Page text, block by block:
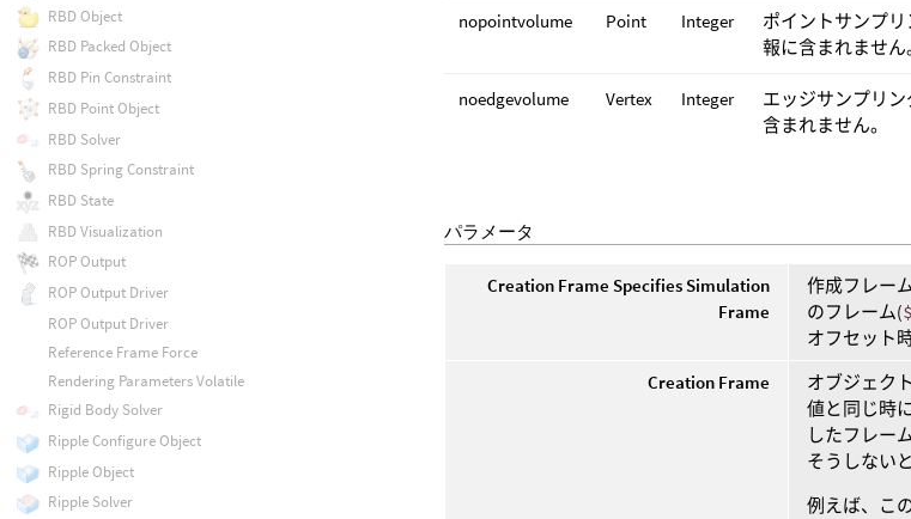
nopointvolume Point Integer
ポイントサンプ
報に含まれません
noedgevolume Vertex Integer
エッジサンプリ
含まれません。
パラメータ
Creation Frame Specifies Simulation
Frame
作成フレー
のフレーム(
オフセット
Creation Frame
オブジェク
値と同じ時
したフレー
そうしない
例えば、こ
RBD Object
RBD Packed Object
RBD Pin Constraint
RBD Point Object
RBD Solver
RBD Spring Constraint
RBD State
RBD Visualization
ROP Output
ROP Output Driver
ROP Output Driver
Reference Frame Force
Rendering Parameters Volatile
Rigid Body Solver
Ripple Configure Object
Ripple Object
Ripple Solver